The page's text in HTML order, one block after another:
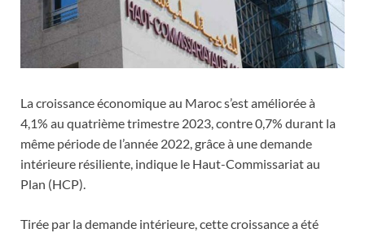
La croissance économique au Maroc s’est améliorée à
4,1% au quatrième trimestre 2023, contre 0,7% durant la
même période de l’année 2022, grâce à une demande
intérieure résiliente, indique le Haut-Commissariat au
Plan (HCP).
Tirée par la demande intérieure, cette croissance a été